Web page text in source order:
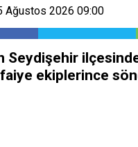
Ağustos 2026 09:00
Seydişehir
ekiplerince